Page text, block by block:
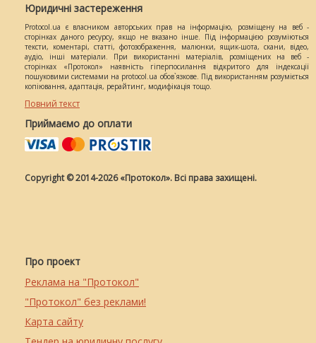
Юридичні застереження
Protocol.ua є власником авторських прав на інформацію, розміщену на веб -
сторінках даного ресурсу, якщо не вказано інше. Під інформацією розуміються
тексти, коментарі, статті, фотозображення, малюнки, ящик-шота, скани, відео,
аудіо, інші матеріали. При використанні матеріалів, розміщених на веб -
сторінках «Протокол» наявність гіперпосилання відкритого для індексації
пошуковими системами на protocol.ua обов`язкове. Під використанням розуміється
копіювання, адаптація, рерайтинг, модифікація тощо.
Повний текст
Приймаємо до оплати
Copyright © 2014-2026 «Протокол». Всі права захищені.
Про проект
Реклама на "Протокол"
"Протокол" без реклами!
Карта сайту